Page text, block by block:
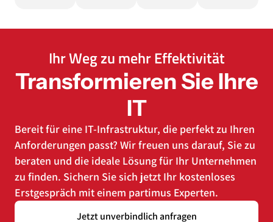
Ihr Weg zu mehr Effektivität
Transformieren Sie Ihre
IT
Bereit für eine IT-Infrastruktur, die perfekt zu Ihren
Anforderungen passt? Wir freuen uns darauf, Sie zu
beraten und die ideale Lösung für Ihr Unternehmen
zu finden. Sichern Sie sich jetzt Ihr kostenloses
Erstgespräch mit einem partimus Experten.
Jetzt unverbindlich anfragen